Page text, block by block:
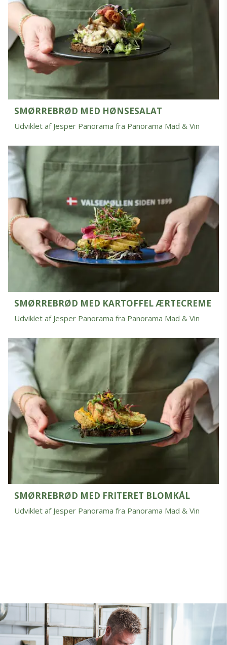
SMØRREBRØD MED HØNSESALAT
Udviklet af Jesper Panorama fra Panorama Mad & Vin
SMØRREBRØD MED KARTOFFEL ÆRTECREME
Udviklet af Jesper Panorama fra Panorama Mad & Vin
SMØRREBRØD MED FRITERET BLOMKÅL
Udviklet af Jesper Panorama fra Panorama Mad & Vin